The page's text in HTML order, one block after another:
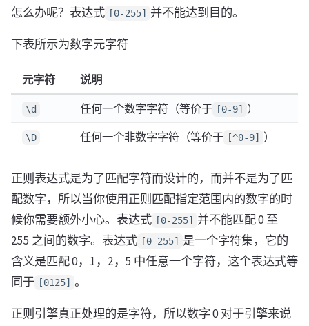
怎么办呢？表达式 [0-255] 并不能达到目的。
下表所示为数字元字符
元字符 说明
\d 任何一个数字字符（等价于 [0-9] ）
\D 任何一个非数字字符（等价于 [^0-9] ）
正则表达式是为了匹配字符而设计的，而并不是为了匹
配数字，所以当你使用正则匹配指定范围内的数字的时
候你需要额外小心。表达式 [0-255]
并不能匹配 0 至
255 之间的数字。表达式 [0-255]
是一个字符集，它的
含义是匹配 0，1，2，5 中任意一个字符，这个表达式等
同于 [0125] 。
正则引擎真正处理的是字符，所以数字 0 对于引擎来说